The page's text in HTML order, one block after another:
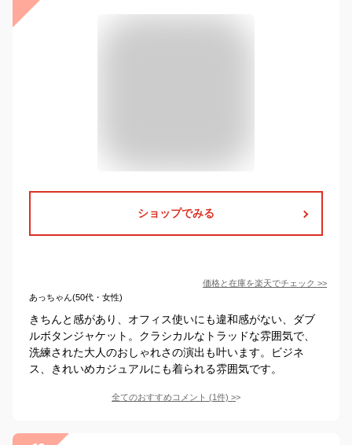
ショップでみる
価格と在庫を楽天でチェック >>
あっちゃん(50代・女性)
きちんと感があり、オフィス使いにも違和感がない、ダブ
ルボタンジャケット。クラシカルなトラッドな雰囲気で、
洗練された大人のおしゃれさの演出も叶います。ビジネ
ス、きれいめカジュアルにも着られる雰囲気です。
全てのおすすめコメント (1件) >